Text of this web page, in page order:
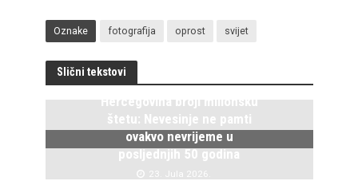
Oznake fotografija oprost svijet
Slični tekstovi
Hercegovina broji milionsku
štetu: Nevesinje ne pamti
ovakvo nevrijeme u
posljednjih 50 godina
23. Jula 2026.